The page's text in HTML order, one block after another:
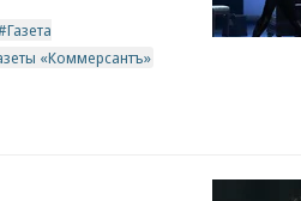
Газета
«Коммерсантъ»